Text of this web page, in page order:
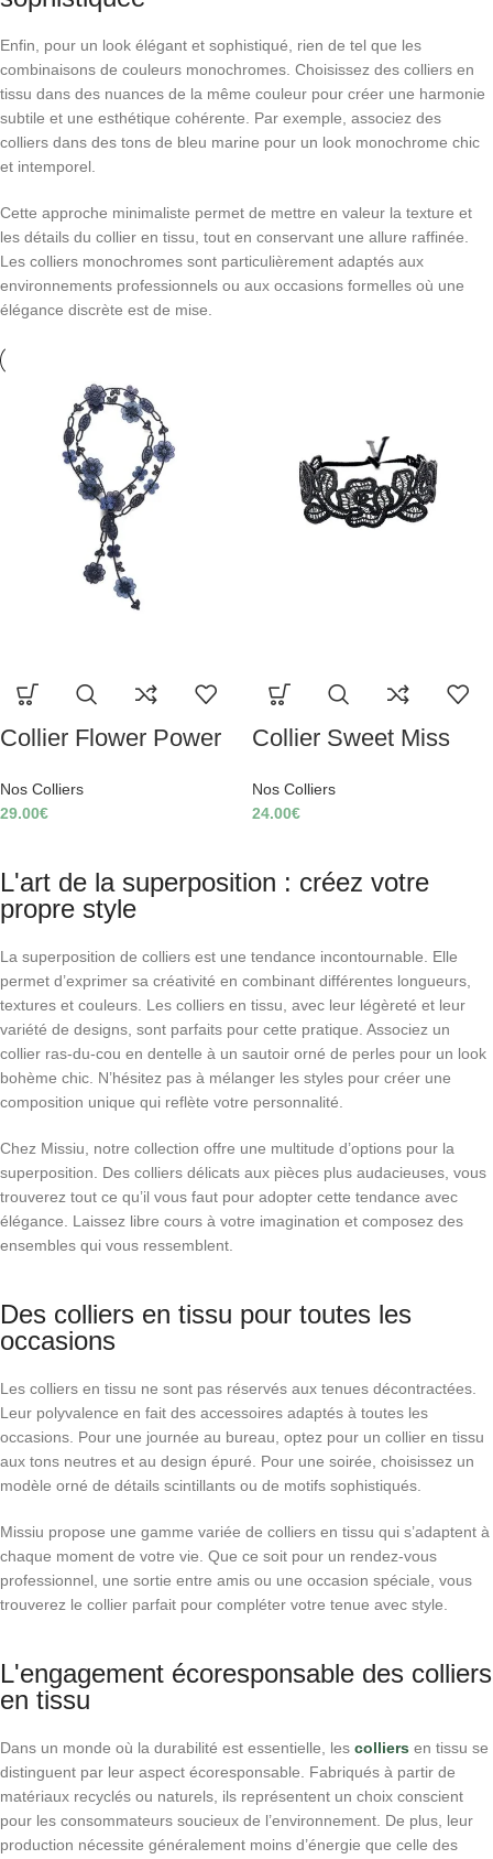
Enfin, pour un look élégant et sophistiqué, rien de tel que les
combinaisons de couleurs monochromes. Choisissez des colliers en
tissu dans des nuances de la même couleur pour créer une harmonie
subtile et une esthétique cohérente. Par exemple, associez des
colliers dans des tons de bleu marine pour un look monochrome chic
et intemporel.
Cette approche minimaliste permet de mettre en valeur la texture et
les détails du collier en tissu, tout en conservant une allure raffinée.
Les colliers monochromes sont particulièrement adaptés aux
environnements professionnels ou aux occasions formelles où une
élégance discrète est de mise.
Collier Flower Power
Nos Colliers
29.00€
Collier Sweet Miss
Nos Colliers
24.00€
L'art de la superposition : créez votre
propre style
La superposition de colliers est une tendance incontournable. Elle
permet d’exprimer sa créativité en combinant différentes longueurs,
textures et couleurs. Les colliers en tissu, avec leur légèreté et leur
variété de designs, sont parfaits pour cette pratique. Associez un
collier ras-du-cou en dentelle à un sautoir orné de perles pour un look
bohème chic. N’hésitez pas à mélanger les styles pour créer une
composition unique qui reflète votre personnalité.
Chez Missiu, notre collection offre une multitude d’options pour la
superposition. Des colliers délicats aux pièces plus audacieuses, vous
trouverez tout ce qu’il vous faut pour adopter cette tendance avec
élégance. Laissez libre cours à votre imagination et composez des
ensembles qui vous ressemblent.
Des colliers en tissu pour toutes les
occasions
Les colliers en tissu ne sont pas réservés aux tenues décontractées.
Leur polyvalence en fait des accessoires adaptés à toutes les
occasions. Pour une journée au bureau, optez pour un collier en tissu
aux tons neutres et au design épuré. Pour une soirée, choisissez un
modèle orné de détails scintillants ou de motifs sophistiqués.
Missiu propose une gamme variée de colliers en tissu qui s’adaptent à
chaque moment de votre vie. Que ce soit pour un rendez-vous
professionnel, une sortie entre amis ou une occasion spéciale, vous
trouverez le collier parfait pour compléter votre tenue avec style.
L'engagement écoresponsable des colliers
en tissu
Dans un monde où la durabilité est essentielle, les colliers en tissu se
distinguent par leur aspect écoresponsable. Fabriqués à partir de
matériaux recyclés ou naturels, ils représentent un choix conscient
pour les consommateurs soucieux de l’environnement. De plus, leur
production nécessite généralement moins d’énergie que celle des